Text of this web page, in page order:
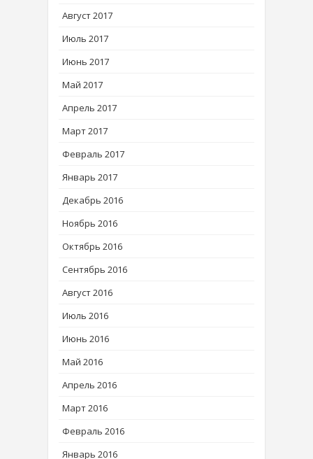
Август 2017
Июль 2017
Июнь 2017
Май 2017
Апрель 2017
Март 2017
Февраль 2017
Январь 2017
Декабрь 2016
Ноябрь 2016
Октябрь 2016
Сентябрь 2016
Август 2016
Июль 2016
Июнь 2016
Май 2016
Апрель 2016
Март 2016
Февраль 2016
Январь 2016